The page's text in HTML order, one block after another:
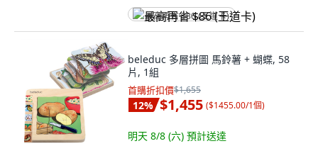
最高再省 $86 (王道卡)
beleduc 多層拼圖 馬鈴薯 + 蝴蝶, 58
片, 1組
首購折扣價$1,655
12% $1,455 ($1455.00/1個)
明天 8/8 (六) 預計送達